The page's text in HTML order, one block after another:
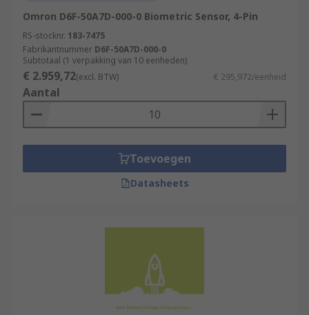
Omron D6F-50A7D-000-0 Biometric Sensor, 4-Pin
RS-stocknr. 183-7475
Fabrikantnummer D6F-50A7D-000-0
Subtotaal (1 verpakking van 10 eenheden)
€ 2.959,72(excl. BTW) € 295,972/eenheid
Aantal
Toevoegen
Datasheets